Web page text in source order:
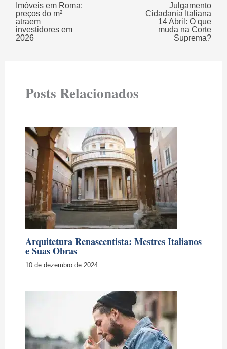
Imóveis em Roma:
preços do m²
atraem
investidores em
2026
Julgamento
Cidadania Italiana
14 Abril: O que
muda na Corte
Suprema?
Posts Relacionados
Arquitetura Renascentista: Mestres Italianos
e Suas Obras
10 de dezembro de 2024